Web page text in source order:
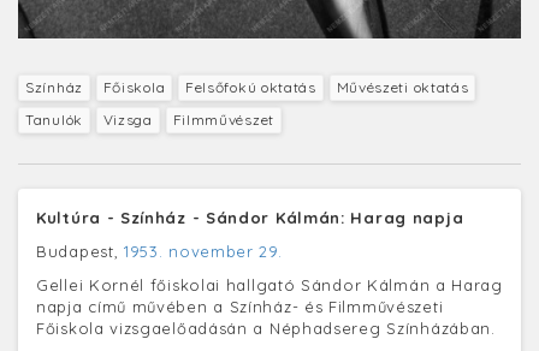
Színház Főiskola Felsőfokú oktatás
Művészeti oktatás
Tanulók
Vizsga Filmművészet
Kultúra - Színház - Sándor Kálmán: Harag napja
Budapest, 1953. november 29.
Gellei Kornél főiskolai hallgató Sándor Kálmán a Harag
napja című művében a Színház- és Filmművészeti
Főiskola vizsgaelőadásán a Néphadsereg Színházában.